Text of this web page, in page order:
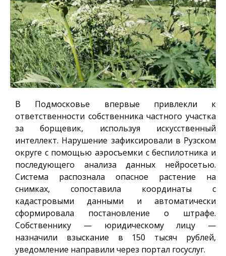
В Подмосковье впервые привлекли к
ответственности собственника частного участка
за борщевик, используя искусственный
интеллект. Нарушение зафиксировали в Рузском
округе с помощью аэросъемки с беспилотника и
последующего анализа данных нейросетью.
Система распознала опасное растение на
снимках, сопоставила координаты с
кадастровыми данными и автоматически
сформировала постановление о штрафе.
Собственнику — юридическому лицу —
назначили взыскание в 150 тысяч рублей,
уведомление направили через портал госуслуг.